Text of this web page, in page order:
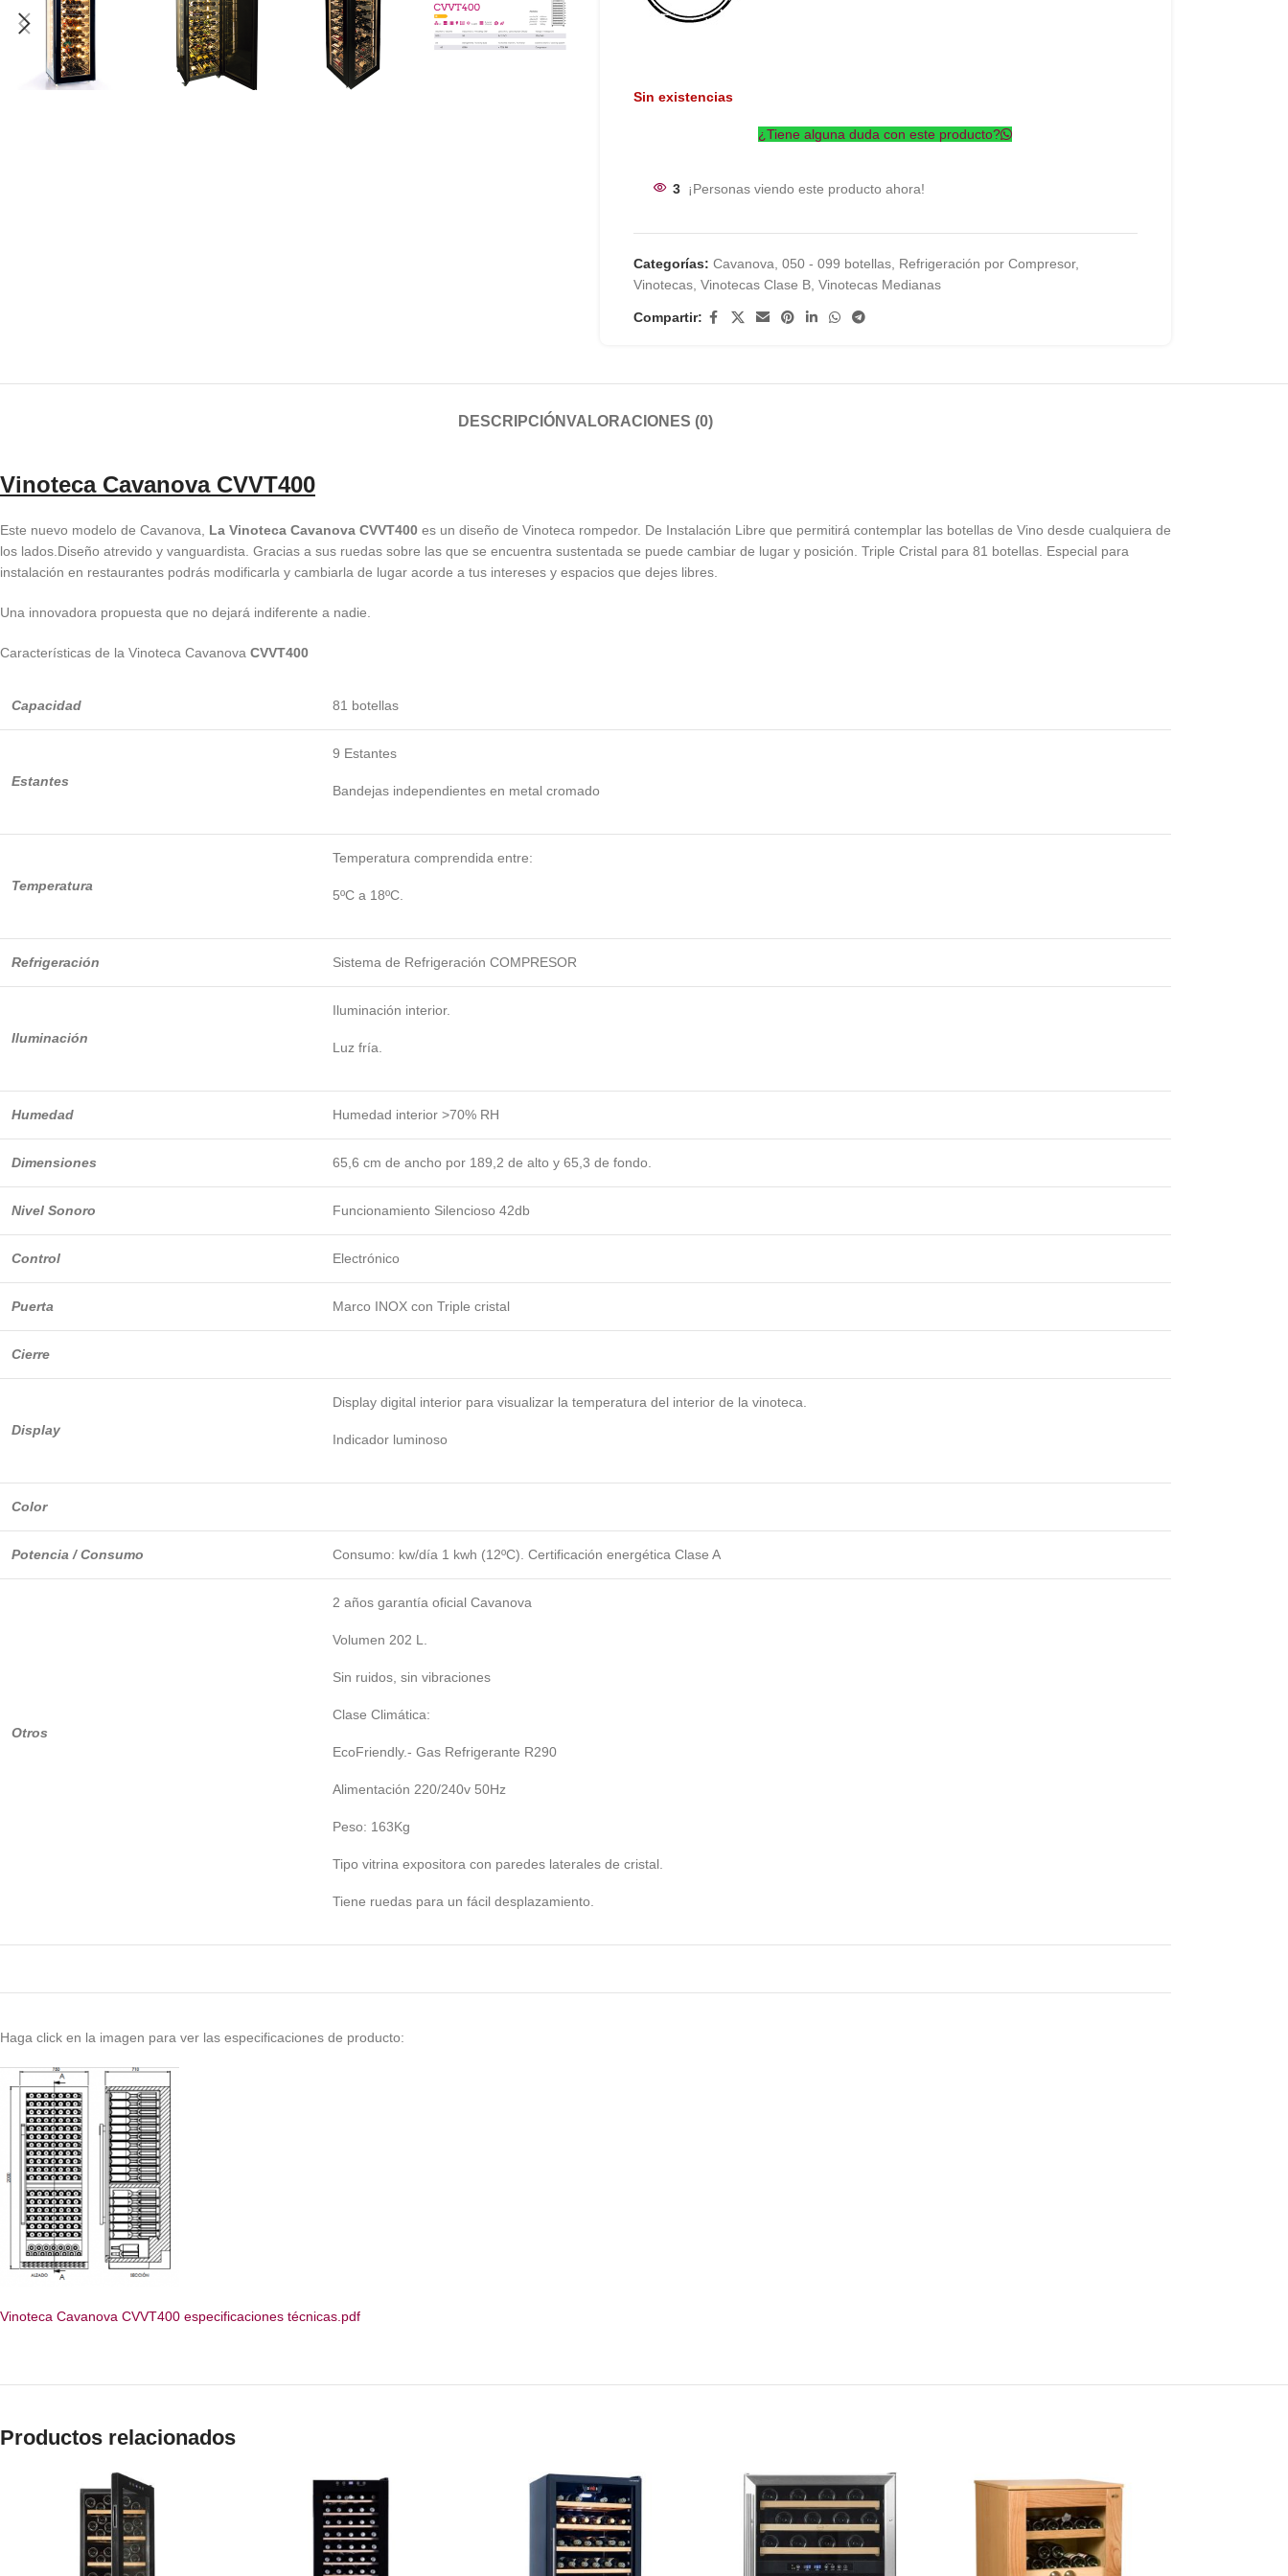
Sin existencias
¿Tiene alguna duda con este producto?
3 ¡Personas viendo este producto ahora!
Categorías: Cavanova 050 - 099 botellas, Refrigeración por Compresor,
Vinotecas, Vinotecas Clase B, Vinotecas Medianas
Compartir:
DESCRIPCIÓNVALORACIONES (0)
Vinoteca CavanovaCVVT400
Este nuevo modelo de Cavanova, La Vinoteca Cavanova CVVT400 es un diseño de Vinoteca rompedor. De Instalación Libre que permitirá contemplar las botellas de Vino desde cualquiera de
los lados.Diseño atrevido y vanguardista. Gracias a sus ruedas sobre las que se encuentra sustentada se puede cambiar de lugar y posición. Triple Cristal para 81 botellas. Especial para
instalación en restaurantes podrás modificarla y cambiarla de lugar acorde a tus intereses y espacios que dejes libres.
Una innovadora propuesta que no dejará indiferente a nadie.
Características de la Vinoteca Cavanova CVVT400
Capacidad 81 botellas
Estantes
9 Estantes
Bandejas independientes en metal cromado
Temperatura
Temperatura comprendida entre:
5ºC a 18ºC.
Refrigeración Sistema de Refrigeración COMPRESOR
Iluminación
Iluminación interior.
Luz fría.
Humedad Humedad interior >70% RH
Dimensiones 65,6 cm de ancho por 189,2 de alto y 65,3 de fondo.
Nivel Sonoro Funcionamiento Silencioso 42db
Control Electrónico
Puerta Marco INOX con Triple cristal
Cierre
Display
Display digital interior para visualizar la temperatura del interior de la vinoteca.
Indicador luminoso
Color
Potencia / Consumo Consumo: kw/día 1 kwh (12ºC). Certificación energética Clase A
Otros
2 años garantía oficial Cavanova
Volumen 202 L.
Sin ruidos, sin vibraciones
Clase Climática:
EcoFriendly.- Gas Refrigerante R290
Alimentación 220/240v 50Hz
Peso: 163Kg
Tipo vitrina expositora con paredes laterales de cristal.
Tiene ruedas para un fácil desplazamiento.
Haga click en la imagen para ver las especificaciones de producto:
Vinoteca Cavanova CVVT400 especificaciones técnicas.pdf
Productos relacionados